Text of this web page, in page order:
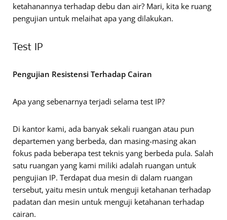
ketahanannya terhadap debu dan air? Mari, kita ke ruang
pengujian untuk melaihat apa yang dilakukan.
Test IP
Pengujian Resistensi Terhadap Cairan
Apa yang sebenarnya terjadi selama test IP?
Di kantor kami, ada banyak sekali ruangan atau pun
departemen yang berbeda, dan masing-masing akan
fokus pada beberapa test teknis yang berbeda pula. Salah
satu ruangan yang kami miliki adalah ruangan untuk
pengujian IP. Terdapat dua mesin di dalam ruangan
tersebut, yaitu mesin untuk menguji ketahanan terhadap
padatan dan mesin untuk menguji ketahanan terhadap
cairan.